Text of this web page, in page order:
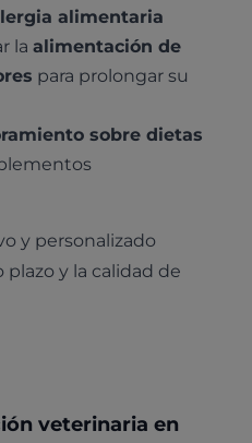
alimentaria
laalimentación de
para prolongar su
sobre dietas
y personalizado
plazo y la calidad de
veterinaria en